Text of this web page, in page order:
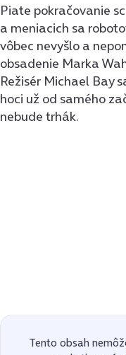
Piate pokračovanie
a meniacich sa
vôbec nevyšlo a
obsadenie Marka
Režisér Michael Bay
hoci už od samého
nebude trhák.
Tento obsah